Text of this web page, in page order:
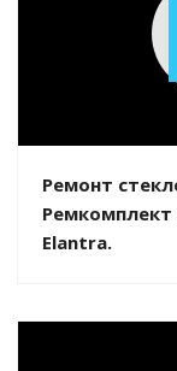
Ремонт
Elantra.